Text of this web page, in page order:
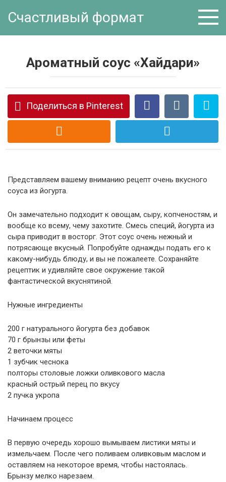
Счастливый формат
Ароматный соус «Хайдари»
Поделиться в Pinterest
Представляем вашему вниманию рецепт очень вкусного
соуса из йогурта.
Он замечательно подходит к овощам, сыру, копченостям, и
вообще ко всему, чему захотите. Смесь специй, йогурта из
сыра приводит в восторг. Этот соус очень нежный и
потрясающе вкусный. Попробуйте однажды подать его к
какому-нибудь блюду, и вы не пожалеете. Сохраняйте
рецептик и удивляйте свое окружение такой
фантастической вкуснятиной.
Нужные ингредиенты
200 г натурального йогурта без добавок
70 г брынзы или феты
2 веточки мяты
1 зубчик чеснока
полторы столовые ложки оливкового масла
красный острый перец по вкусу
2 пучка укропа
Начинаем процесс
В первую очередь хорошо вымываем листики мяты и
измельчаем. После чего поливаем оливковым маслом и
оставляем на некоторое время, чтобы настоялась.
Брынзу мелко нарезаем.